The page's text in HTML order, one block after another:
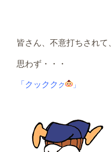
皆さん、不意打ちされて、
思わず・・・
「クックク ク 」